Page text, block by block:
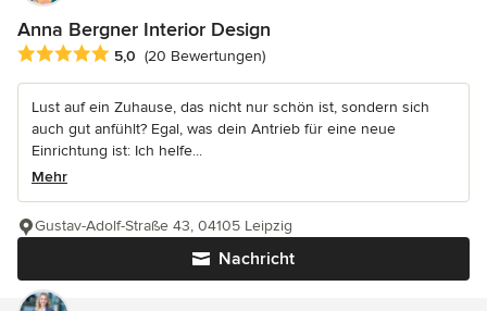
Anna Bergner Interior Design
Durchschnittliche Bewertung: 5 von 5 Sternen
5,0 (20 Bewertungen)
Lust auf ein Zuhause, das nicht nur schön ist, sondern sich
auch gut anfühlt? Egal, was dein Antrieb für eine neue
Einrichtung ist: Ich helfe...
Mehr
Nachricht
Gustav-Adolf-Straße 43, 04105 Leipzig